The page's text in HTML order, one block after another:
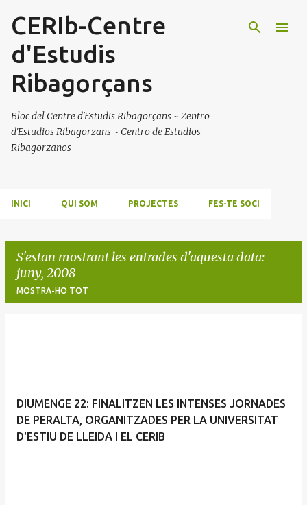
Salta al contingut principal
CERIb-Centre
d'Estudis
Ribagorçans
Bloc del Centre d'Estudis Ribagorçans ~ Zentro
d'Estudios Ribagorzans ~ Centro de Estudios
Ribagorzanos
INICI QUI SOM PROJECTES FES-TE SOCI
S'estan mostrant les entrades d'aquesta data:
juny, 2008
MOSTRA-HO TOT
DIUMENGE 22: FINALITZEN LES INTENSES JORNADES
DE PERALTA, ORGANITZADES PER LA UNIVERSITAT
D'ESTIU DE LLEIDA I EL CERIB